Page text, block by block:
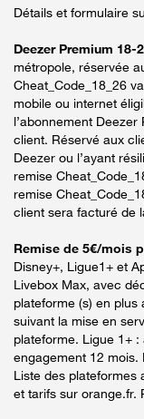
Détails et formulaire
Deezer Premium 18-
métropole, réservée
Cheat_Code_18_26
mobile ou internet
l’abonnement Deezer
client. Réservé aux
Deezer ou l’ayant
remise
remise
client sera facturé de
Remise de 5€/mois
Disney+, Ligue1+ et
Livebox Max, avec
plateforme (s) en plus
suivant la mise en
plateforme. Ligue 1+
engagement 12 mois.
Liste des plateformes
et tarifs sur orange.fr.